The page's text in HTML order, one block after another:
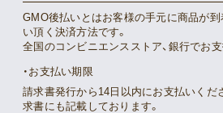
GMO後払いとはお客様の手元に商品が
い頂く決済方法です。
全国のコンビニエンスストア、銀行でお
お支払い期限
請求書発行から14日以内にお支払いくだ
求書にも記載しております。